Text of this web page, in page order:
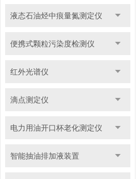
液态石油烃中痕量氮测定仪
便携式颗粒污染度检测仪
红外光谱仪
滴点测定仪
电力用油开口杯老化测定仪
智能抽油排加液装置